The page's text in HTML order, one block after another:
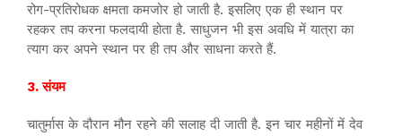
रोग-प्रतिरोधक क्षमता कमजोर हो जाती है. इसलिए एक ही स्थान पर
रहकर तप करना फलदायी होता है. साधुजन भी इस अवधि में यात्रा का
त्याग कर अपने स्थान पर ही तप और साधना करते हैं.
3. संयम
चातुर्मास के दौरान मौन रहने की सलाह दी जाती है. इन चार महीनों में देव